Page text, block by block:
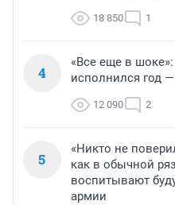
18 850 1
4
«Все еще в
исполнился год
12 090 2
5
«Никто не
как в обычной
воспитывают
армии